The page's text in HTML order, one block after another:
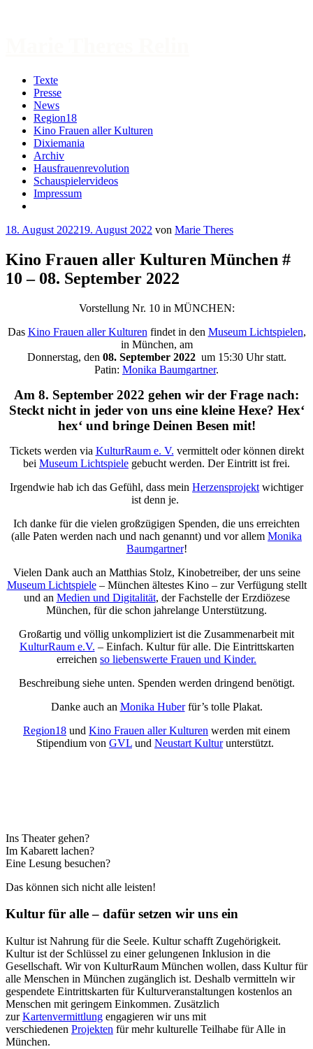
Texte
Presse
News
Region18
Kino Frauen aller Kulturen
Dixiemania
Archiv
Hausfrauenrevolution
Schauspielervideos
Impressum
18. August 202219. August 2022 von Marie Theres
Kino Frauen aller Kulturen München #
10 – 08. September 2022
Vorstellung Nr. 10 in MÜNCHEN:
Das Kino Frauen aller Kulturen findet in den Museum Lichtspielen,
in München, am
Donnerstag, den 08. September 2022 um 15:30 Uhr statt.
Patin: Monika Baumgartner.
Am 8. September 2022 gehen wir der Frage nach:
Steckt nicht in jeder von uns eine kleine Hexe? Hex‘
hex‘ und bringe Deinen Besen mit!
Tickets werden via KulturRaum e. V. vermittelt oder können direkt
bei Museum Lichtspiele gebucht werden. Der Eintritt ist frei.
Irgendwie hab ich das Gefühl, dass mein Herzensprojekt wichtiger
ist denn je.
Ich danke für die vielen großzügigen Spenden, die uns erreichten
(alle Paten werden nach und nach genannt) und vor allem Monika
Baumgartner!
Vielen Dank auch an Matthias Stolz, Kinobetreiber, der uns seine
Museum Lichtspiele– München ältestes Kino – zur Verfügung stellt
und an Medien und Digitalität, der Fachstelle der Erzdiözese
München, für die schon jahrelange Unterstützung.
Großartig und völlig unkompliziert ist die Zusammenarbeit mit
KulturRaum e.V. – Einfach. Kultur für alle. Die Eintrittskarten
erreichen so liebenswerte Frauen und Kinder.
Beschreibung siehe unten. Spenden werden dringend benötigt.
Danke auch an Monika Huberfür’s tolle Plakat.
Region18 und Kino Frauen aller Kulturen werden mit einem
Stipendium von GVL und Neustart Kulturunterstützt.
Ins Theater gehen?
Im Kabarett lachen?
Eine Lesung besuchen?
Das können sich nicht alle leisten!
Kultur für alle – dafür setzen wir uns ein
Kultur ist Nahrung für die Seele. Kultur schafft Zugehörigkeit.
Kultur ist der Schlüssel zu einer gelungenen Inklusion in die
Gesellschaft. Wir von KulturRaum München wollen, dass Kultur für
alle Menschen in München zugänglich ist. Deshalb vermitteln wir
gespendete Eintrittskarten für Kulturveranstaltungen kostenlos an
Menschen mit geringem Einkommen. Zusätzlich
zurKartenvermittlung engagieren wir uns mit
verschiedenen Projekten für mehr kulturelle Teilhabe für Alle in
München.